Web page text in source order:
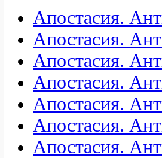
Апостасия.
Апостасия.
Апостасия.
Апостасия.
Апостасия.
Апостасия.
Апостасия.